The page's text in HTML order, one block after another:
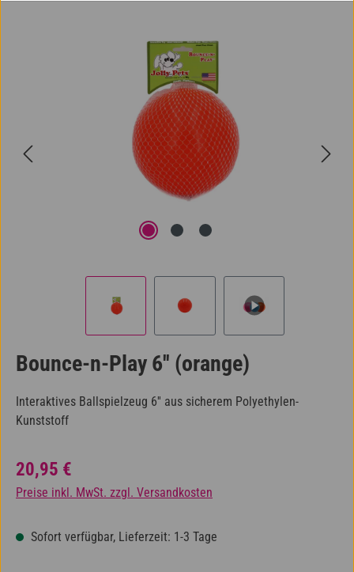
Bildergalerie überspringen
Bounce-n-Play 6'' (orange)
Interaktives Ballspielzeug 6'' aus sicherem Polyethylen-
Kunststoff
Regulärer Preis:
20,95 €
Preise inkl. MwSt. zzgl. Versandkosten
Sofort verfügbar, Lieferzeit: 1-3 Tage